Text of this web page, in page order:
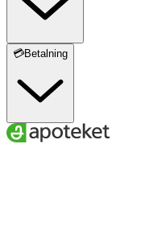
💳Betalning